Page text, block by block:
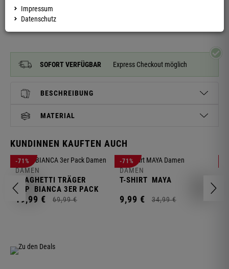
SOFORT VERFÜGBAR Express Checkout möglich
BESCHREIBUNG
MATERIAL
KUNDINNEN KAUFTEN AUCH
-71%
DAMEN
SPAGHETTI TRÄGER
TOP
BIANCA 3ER PACK
19,99 € 69,99 €
-71%
DAMEN
T-SHIRT MAYA
9,99 € 34,99 €
Impressum
Datenschutz